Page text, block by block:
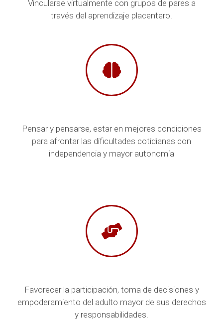
Vincularse virtualmente con grupos de pares a
través del aprendizaje placentero.
Pensar y pensarse, estar en mejores condiciones
para afrontar las dificultades cotidianas con
independencia y mayor autonomía
Favorecer la participación, toma de decisiones y
empoderamiento del adulto mayor de sus derechos
y responsabilidades.